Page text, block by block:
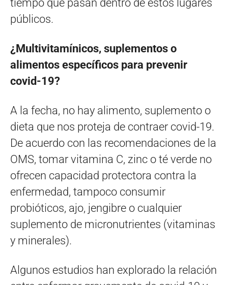
tiempo que pasan dentro de estos lugares
públicos.
¿Multivitamínicos, suplementos o
alimentos específicos para prevenir
covid-19?
A la fecha, no hay alimento, suplemento o
dieta que nos proteja de contraer covid-19.
De acuerdo con las recomendaciones de la
OMS, tomar vitamina C, zinc o té verde no
ofrecen capacidad protectora contra la
enfermedad, tampoco consumir
probióticos, ajo, jengibre o cualquier
suplemento de micronutrientes (vitaminas
y minerales).
Algunos estudios han explorado la relación